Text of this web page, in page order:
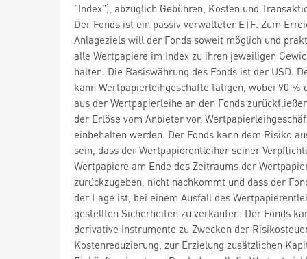
"Index"), abzüglich Gebühren, Kosten und
Der Fonds ist ein passiv verwalteter ETF. Zum
Anlageziels will der Fonds soweit möglich und
alle Wertpapiere im Index zu ihren jeweiligen
halten. Die Basiswährung des Fonds ist der USD.
kann Wertpapierleihgeschäfte tätigen, wobei 90 %
aus der Wertpapierleihe an den Fonds
der Erlöse vom Anbieter von
einbehalten werden. Der Fonds kann dem Risiko
sein, dass der Wertpapierentleiher seiner
Wertpapiere am Ende des Zeitraums der
zurückzugeben, nicht nachkommt und dass der
der Lage ist, bei einem Ausfall des
gestellten Sicherheiten zu verkaufen. Der Fonds
derivative Instrumente zu Zwecken der
Kostenreduzierung, zur Erzielung zusätzlichen